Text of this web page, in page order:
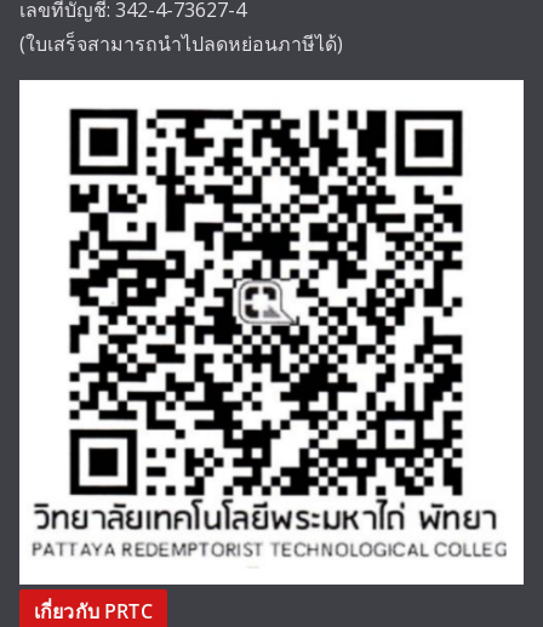
เลขที่บัญชี: 342-4-73627-4
(ใบเสร็จสามารถนำไปลดหย่อนภาษีได้)
เกี่ยวกับ PRTC